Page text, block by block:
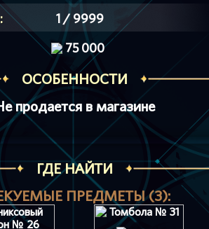
1 / 9999
75 000
ОСОБЕННОСТИ
продается в магазине
ГДЕ НАЙТИ
ПРЕДМЕТЫ (3):